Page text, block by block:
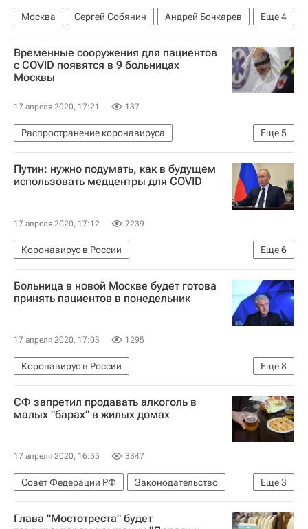
Еще4
Москва Сергей Собянин
Андрей Бочкарев
Новая Москва
Распространение коронавируса
Коронавирус COVID-19
Коронавирус в России
Временные сооружения для пациентов
с COVID появятся в 9 больницах
Москвы
17 апреля 2020, 17:21 137
Еще5
Распространение коронавируса
Коронавирус в России
Москва
Строительство
Больницы
Путин: нужно подумать, как в будущем
использовать медцентры для COVID
17 апреля 2020, 17:12 7239
Еще6
Коронавирус в России
Распространение коронавируса
Владимир Путин
Строительство
Коронавирус COVID-19
Больница в новой Москве будет готова
принять пациентов в понедельник
17 апреля 2020, 17:03 1295
Еще8
Коронавирус в России
Распространение коронавируса
Москва
Сергей Собянин
Новая Москва
Инфраструктура
Коронавирус COVID-19
СФ запретил продавать алкоголь в
малых "барах" в жилых домах
17 апреля 2020, 16:55 3347
Еще3
Совет Федерации РФ
Законодательство
Жилье
Коммерческая недвижимость
Торговая недвижимость
Глава "Мостотреста" будет